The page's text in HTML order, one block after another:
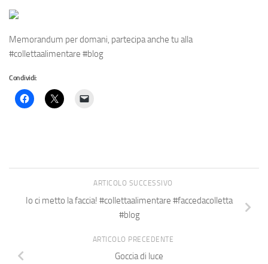
Memorandum per domani, partecipa anche tu alla
#collettaalimentare #blog
Condividi:
ARTICOLO SUCCESSIVO
Io ci metto la faccia! #collettaalimentare #faccedacolletta
#blog
ARTICOLO PRECEDENTE
Goccia di luce